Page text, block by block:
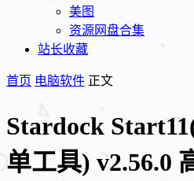
美图
资源网盘合集
站长收藏
首页 电脑软件 正文
Stardock
单工具) v2.56.0